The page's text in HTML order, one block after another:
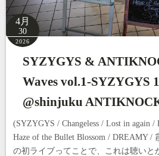
4月
30
2026
SYZYGYS &
Waves vol.1-SYZYGYS
@shinjuku
(SYZYGYS / Changeless / Lost in again
Haze of the Bullet Blossom / DREAMY /
の初ライブってことで、これは聴いと